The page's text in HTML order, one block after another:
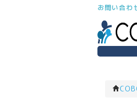
お問い合わ